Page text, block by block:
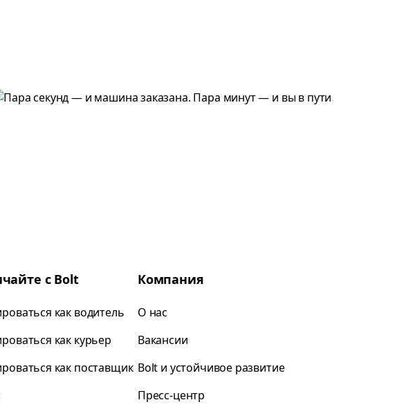
с Bolt
как водитель
как курьер
как поставщик
Компания
О нас
Вакансии
Bolt и устойчивое развитие
Пресс-центр